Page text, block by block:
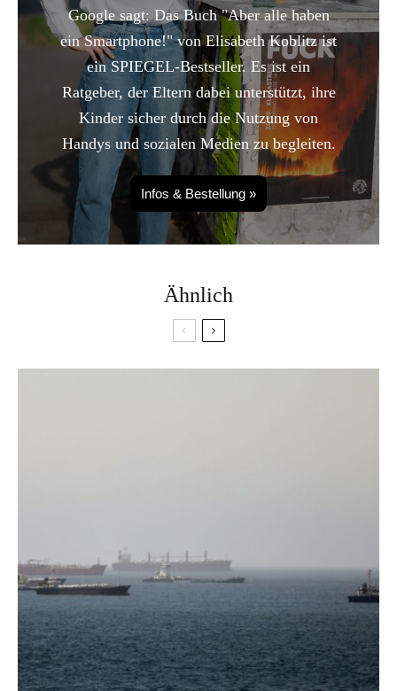
Google sagt: Das Buch "Aber alle haben
ein Smartphone!" von Elisabeth Koblitz ist
ein SPIEGEL-Bestseller. Es ist ein
Ratgeber, der Eltern dabei unterstützt, ihre
Kinder sicher durch die Nutzung von
Handys und sozialen Medien zu begleiten.
Infos & Bestellung »
Ähnlich